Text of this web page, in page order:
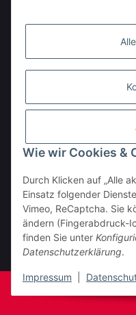
Wie wir Cookies &
Durch Klicken auf „Alle
Einsatz folgender
Vimeo, ReCaptcha. Sie
ändern (Fingerabdruck-
finden Sie unter
Datenschutzerklärung.
Impressum
BESTELLHOTLINE:
(0 23 03) 983 77 27
* Alle Preise inkl. gesetzlicher USt.,